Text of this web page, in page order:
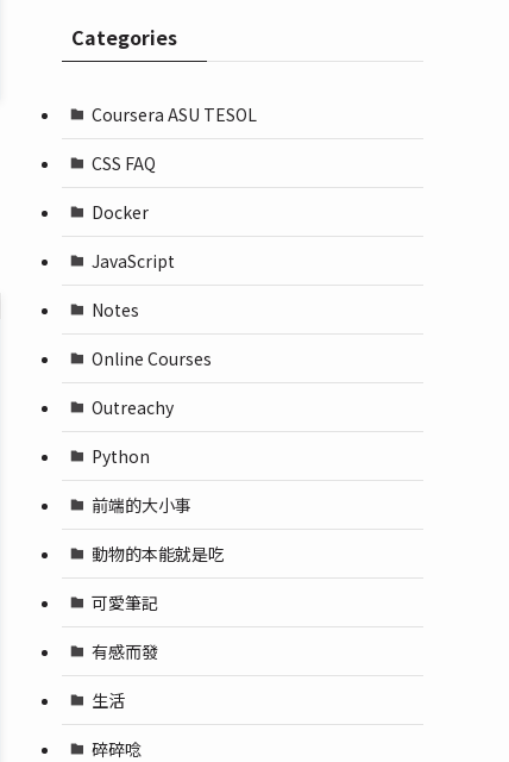
Categories
Coursera ASU TESOL
CSS FAQ
Docker
JavaScript
Notes
Online Courses
Outreachy
Python
前端的大小事
動物的本能就是吃
可愛筆記
有感而發
生活
碎碎唸